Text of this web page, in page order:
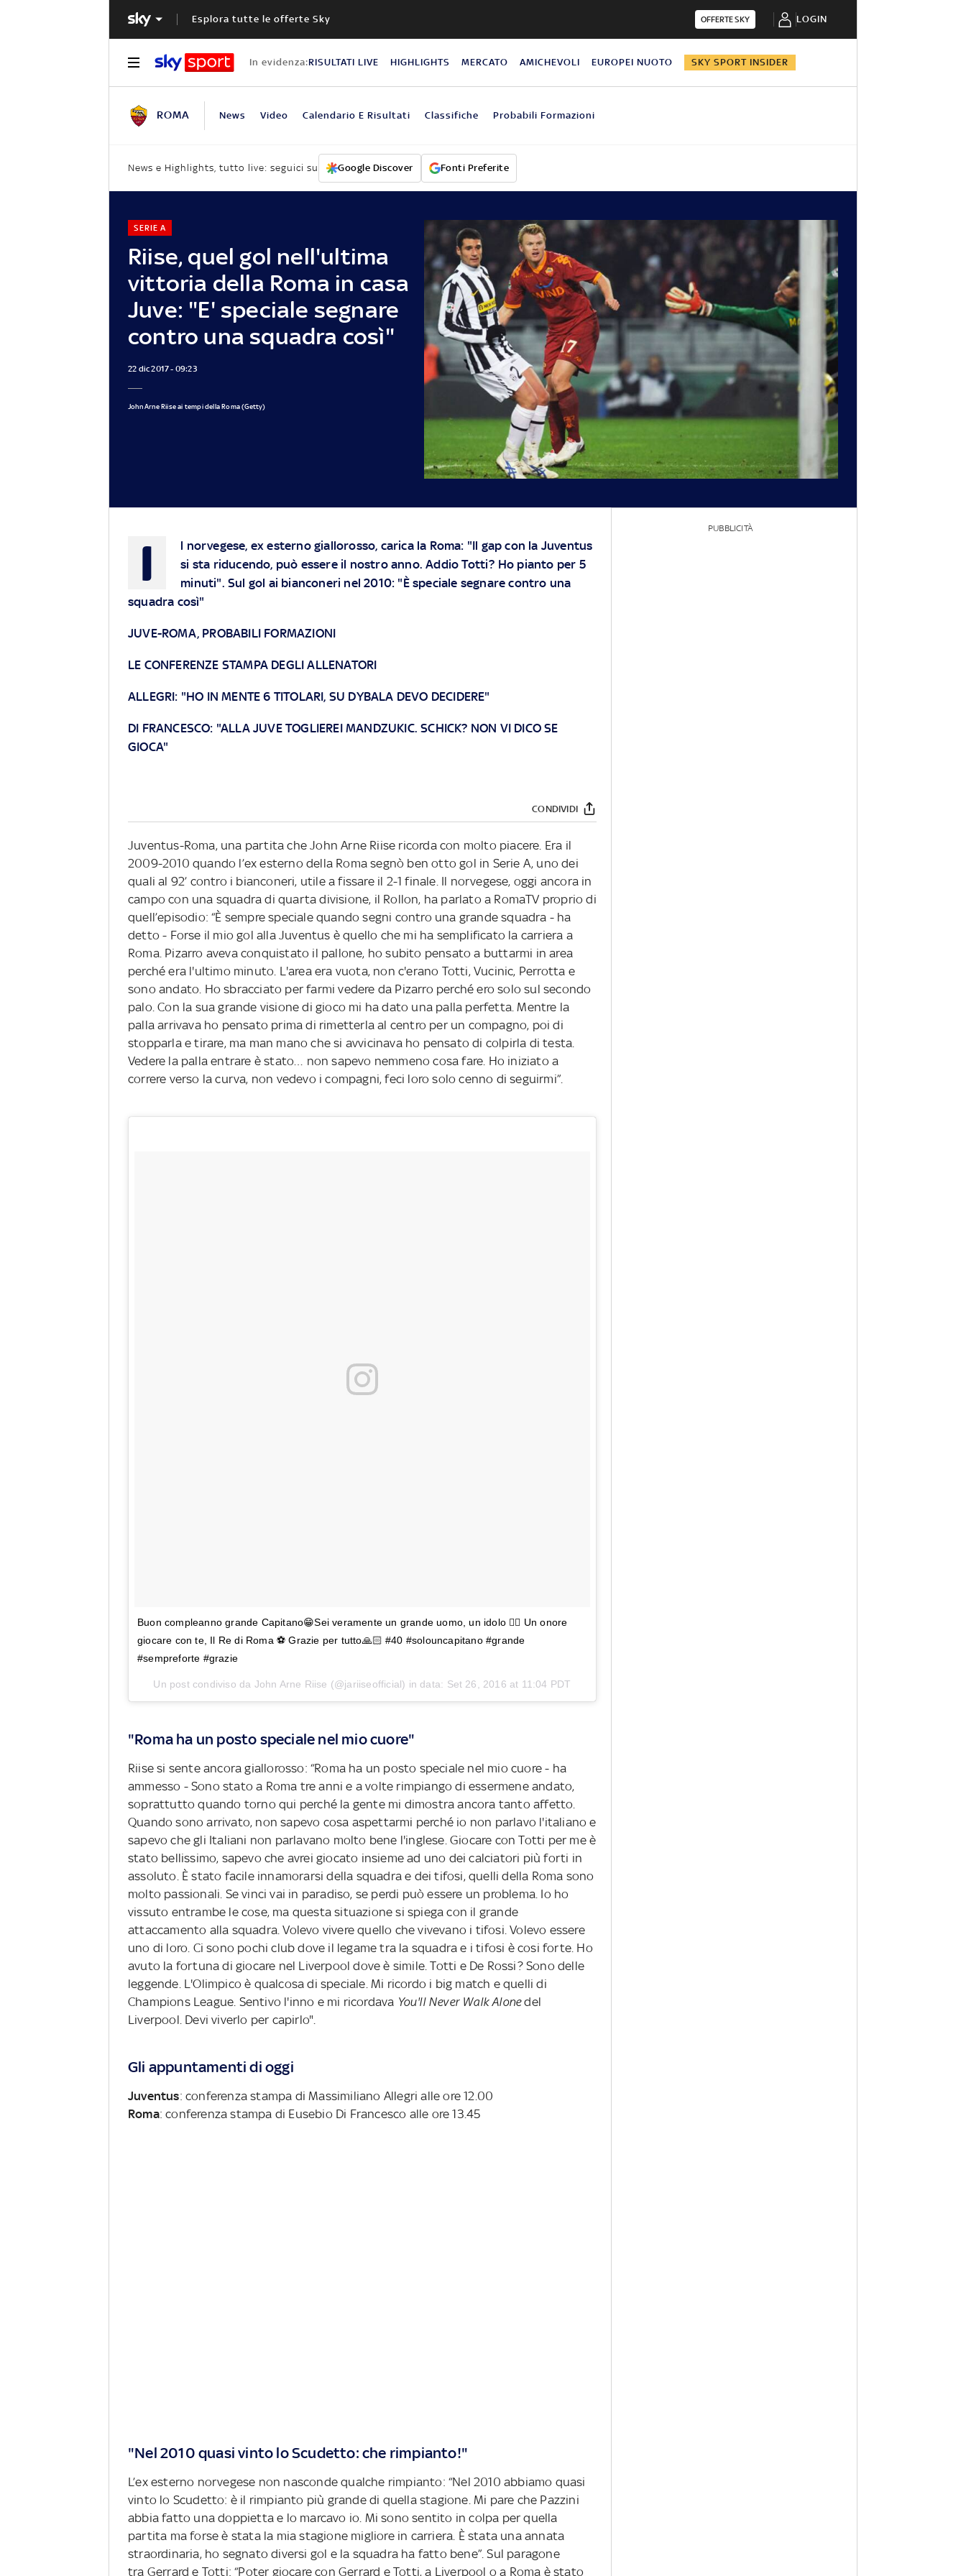
Esplora tutte le offerte Sky OFFERTE SKY LOGIN
In evidenza:RISULTATI LIVE HIGHLIGHTS MERCATO AMICHEVOLI EUROPEI NUOTO SKY SPORT INSIDER
ROMA News Video Calendario E Risultati Classifiche Probabili Formazioni
News e Highlights, tutto live: seguici su Google Discover Fonti Preferite
Riise, quel gol nell'ultima
vittoria della Roma in casa
Juve: "E' speciale segnare
contro una squadra così"
SERIE A
22 dic 2017 - 09:23
John Arne Riise ai tempi della Roma (Getty)
I
l norvegese, ex esterno giallorosso, carica la Roma: "Il gap con la Juventus
si sta riducendo, può essere il nostro anno. Addio Totti? Ho pianto per 5
minuti". Sul gol ai bianconeri nel 2010: "È speciale segnare contro una
squadra così"
JUVE-ROMA, PROBABILI FORMAZIONI
LE CONFERENZE STAMPA DEGLI ALLENATORI
ALLEGRI: "HO IN MENTE 6 TITOLARI, SU DYBALA DEVO DECIDERE"
DI FRANCESCO: "ALLA JUVE TOGLIEREI MANDZUKIC. SCHICK? NON VI DICO SE
GIOCA"
CONDIVIDI
Juventus-Roma, una partita che John Arne Riise ricorda con molto piacere. Era il
2009-2010 quando l’ex esterno della Roma segnò ben otto gol in Serie A, uno dei
quali al 92’ contro i bianconeri, utile a fissare il 2-1 finale. Il norvegese, oggi ancora in
campo con una squadra di quarta divisione, il Rollon, ha parlato a RomaTV proprio di
quell’episodio: “È sempre speciale quando segni contro una grande squadra - ha
detto - Forse il mio gol alla Juventus è quello che mi ha semplificato la carriera a
Roma. Pizarro aveva conquistato il pallone, ho subito pensato a buttarmi in area
perché era l'ultimo minuto. L'area era vuota, non c'erano Totti, Vucinic, Perrotta e
sono andato. Ho sbracciato per farmi vedere da Pizarro perché ero solo sul secondo
palo. Con la sua grande visione di gioco mi ha dato una palla perfetta. Mentre la
palla arrivava ho pensato prima di rimetterla al centro per un compagno, poi di
stopparla e tirare, ma man mano che si avvicinava ho pensato di colpirla di testa.
Vedere la palla entrare è stato… non sapevo nemmeno cosa fare. Ho iniziato a
correre verso la curva, non vedevo i compagni, feci loro solo cenno di seguirmi”.
Buon compleanno grande Capitano😁Sei veramente un grande uomo, un idolo ✌🏻️ Un onore
giocare con te, Il Re di Roma ⚽️ Grazie per tutto🙏🏻 #40 #solouncapitano #grande
#sempreforte #grazie
Un post condiviso da John Arne Riise (@jariiseofficial) in data: Set 26, 2016 at 11:04 PDT
"Roma ha un posto speciale nel mio cuore"
Riise si sente ancora giallorosso: “Roma ha un posto speciale nel mio cuore - ha
ammesso - Sono stato a Roma tre anni e a volte rimpiango di essermene andato,
soprattutto quando torno qui perché la gente mi dimostra ancora tanto affetto.
Quando sono arrivato, non sapevo cosa aspettarmi perché io non parlavo l'italiano e
sapevo che gli Italiani non parlavano molto bene l'inglese. Giocare con Totti per me è
stato bellissimo, sapevo che avrei giocato insieme ad uno dei calciatori più forti in
assoluto. È stato facile innamorarsi della squadra e dei tifosi, quelli della Roma sono
molto passionali. Se vinci vai in paradiso, se perdi può essere un problema. Io ho
vissuto entrambe le cose, ma questa situazione si spiega con il grande
attaccamento alla squadra. Volevo vivere quello che vivevano i tifosi. Volevo essere
uno di loro. Ci sono pochi club dove il legame tra la squadra e i tifosi è cosi forte. Ho
avuto la fortuna di giocare nel Liverpool dove è simile. Totti e De Rossi? Sono delle
leggende. L'Olimpico è qualcosa di speciale. Mi ricordo i big match e quelli di
Champions League. Sentivo l'inno e mi ricordava You'll Never Walk Alonedel
Liverpool. Devi viverlo per capirlo".
Gli appuntamenti di oggi
Juventus: conferenza stampa di Massimiliano Allegri alle ore 12.00
Roma: conferenza stampa di Eusebio Di Francesco alle ore 13.45
"Nel 2010 quasi vinto lo Scudetto: che rimpianto!"
L’ex esterno norvegese non nasconde qualche rimpianto: “Nel 2010 abbiamo quasi
vinto lo Scudetto: è il rimpianto più grande di quella stagione. Mi pare che Pazzini
abbia fatto una doppietta e lo marcavo io. Mi sono sentito in colpa per quella
partita ma forse è stata la mia stagione migliore in carriera. È stata una annata
straordinaria, ho segnato diversi gol e la squadra ha fatto bene”. Sul paragone
tra Gerrard e Totti: “Poter giocare con Gerrard e Totti, a Liverpool o a Roma è stato
PUBBLICITÀ